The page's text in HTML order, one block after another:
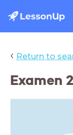
‹ Return to
Examen